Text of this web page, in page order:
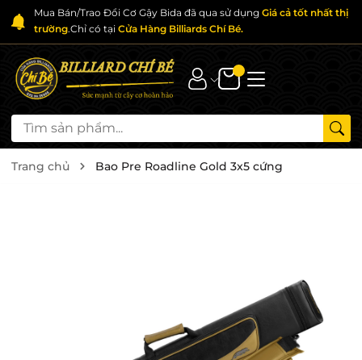
Mua Bán/Trao Đổi Cơ Gậy Bida đã qua sử dụng Giá cả tốt nhất thị
trường.Chỉ có tại Cửa Hàng Billiards Chí Bé.
Trang chủ Bao Pre Roadline Gold 3x5 cứng